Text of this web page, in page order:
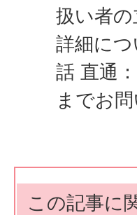
扱い者
詳細に
話 直通
までお
この記事に